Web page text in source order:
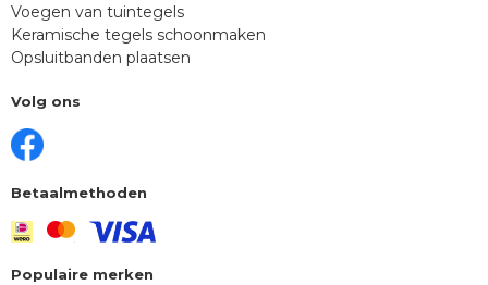
Voegen van tuintegels
Keramische tegels schoonmaken
Opsluitbanden plaatsen
Volg ons
Betaalmethoden
Populaire merken